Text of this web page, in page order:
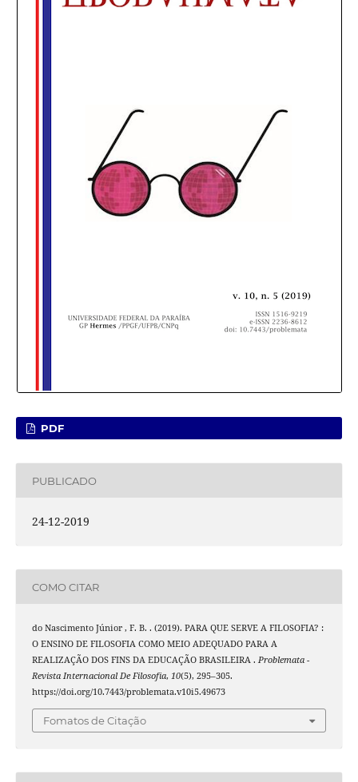
PDF
PUBLICADO
24-12-2019
COMO CITAR
do Nascimento Júnior , F. B. . (2019). PARA QUE SERVE A FILOSOFIA? :
O ENSINO DE FILOSOFIA COMO MEIO ADEQUADO PARA A
REALIZAÇÃO DOS FINS DA EDUCAÇÃO BRASILEIRA . Problemata -
Revista Internacional De Filosofia, 10(5), 295–305.
https://doi.org/10.7443/problemata.v10i5.49673
Fomatos de Citação